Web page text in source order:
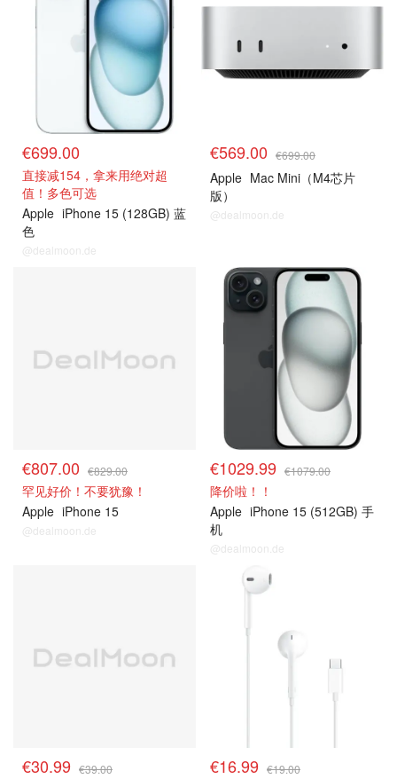
€699.00
直接减154，拿来用绝对超
值！多色可选
Apple iPhone 15 (128GB) 蓝
色
@dealmoon.de
€569.00 €699.00
Apple Mac Mini（M4芯片
版）
@dealmoon.de
€807.00 €829.00
罕见好价！不要犹豫！
Apple iPhone 15
@dealmoon.de
€1029.99 €1079.00
降价啦！！
Apple iPhone 15 (512GB) 手
机
@dealmoon.de
€30.99 €39.00 €16.99 €19.00